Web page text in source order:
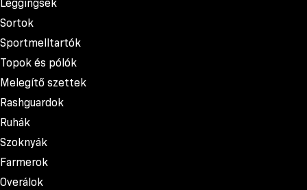
Leggingsek
Sortok
Sportmelltartók
Topok és pólók
Melegítő szettek
Rashguardok
Ruhák
Szoknyák
Farmerok
Overálok